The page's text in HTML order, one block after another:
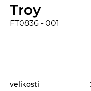
Troy
FT0836 - 001
velikosti